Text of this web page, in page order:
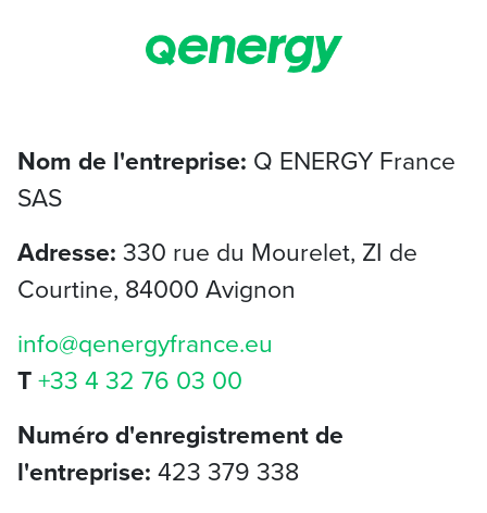
Nom de l'entreprise: Q ENERGY France
SAS
Adresse: 330 rue du Mourelet, ZI de
Courtine, 84000 Avignon
info@qenergyfrance.eu
T +33 4 32 76 03 00
Numéro d'enregistrement de
l'entreprise: 423 379 338